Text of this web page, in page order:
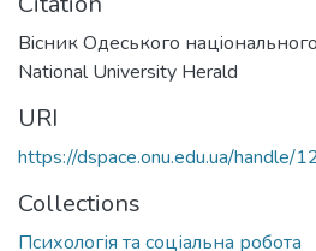
Вiсник Одеського
National University Herald
URI
https://dspace.onu.edu.ua/
Collections
Психологія та соціальна робота